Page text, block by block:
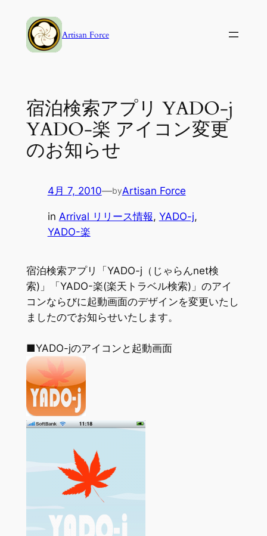
Artisan Force
宿泊検索アプリ YADO-j
YADO-楽 アイコン変更
のお知らせ
4月 7, 2010—byArtisan Force
in Arrival リリース情報, YADO-j
YADO-楽
宿泊検索アプリ「YADO-j（じゃらんnet検
索)」「YADO-楽(楽天トラベル検索)」のアイ
コンならびに起動画面のデザインを変更いたし
ましたのでお知らせいたします。
■YADO-jのアイコンと起動画面